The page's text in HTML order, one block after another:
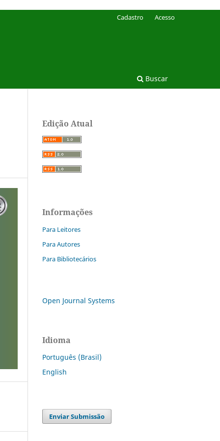
Buscar
Cadastro Acesso
Edição Atual
Informações
Para Leitores
Para Autores
Para Bibliotecários
Open Journal Systems
Idioma
Português (Brasil)
English
Enviar Submissão